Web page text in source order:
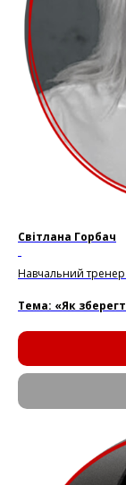
Світлана Горбач
Навчальний тренер
Тема: «Як